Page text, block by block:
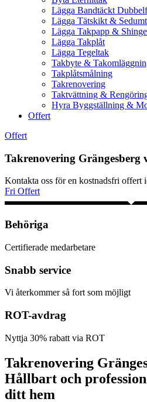
Lägga Bandtäckt
Lägga Tätskikt &
Lägga Takpapp &
Lägga Takplåt
Lägga Tegeltak
Takbyte &
Takplåtsmålning
Takrenovering
Taktvättning &
Hyra Byggställning &
Offert
Offert
Takrenovering Grängesberg
Kontakta oss för en kostnadsfri offert
Fri Offert
Behöriga
Certifierade medarbetare
Snabb service
Vi återkommer så fort som möjligt
ROT-avdrag
Nyttja 30% rabatt via ROT
Takrenovering
Hållbart och
ditt hem